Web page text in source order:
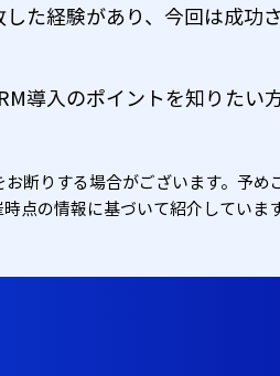
た経験があり、今回は成功
導入のポイントを知りたい
断りする場合がございます。予め
点の情報に基づいて紹介しています